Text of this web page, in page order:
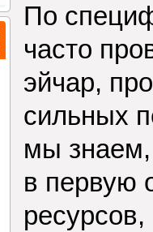
По
часто
эйчар,
сильных
мы знаем,
в первую
ресурсов,